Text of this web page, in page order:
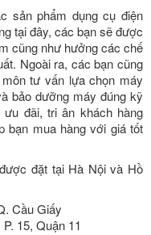
sản phẩm dụng cụ điện
tại đây, các bạn sẽ được
cũng như hưởng các chế
Ngoài ra, các bạn cũng
tư vấn lựa chọn máy
bảo dưỡng máy đúng kỹ
đãi, tri ân khách hàng
bạn mua hàng với giá tốt
đặt tại Hà Nội và Hồ
Cầu Giấy
15, Quận 11